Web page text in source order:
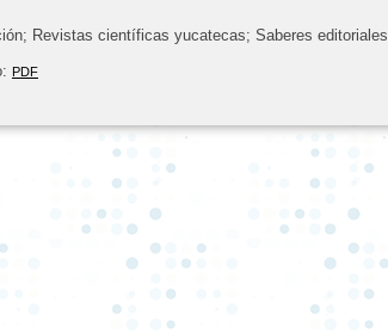
Revistas científicas yucatecas; Saberes editoriales
PDF